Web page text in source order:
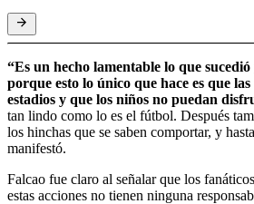
“Es un hecho lamentable lo que
porque esto lo único que hace es que
estadios y que los niños no puedan
tan lindo como lo es el fútbol. Después
los hinchas que se saben comportar, y
manifestó.
Falcao fue claro al señalar que los
estas acciones no tienen ninguna